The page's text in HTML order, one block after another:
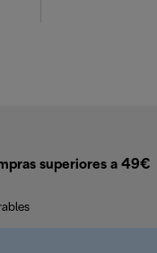
superiores a 49€